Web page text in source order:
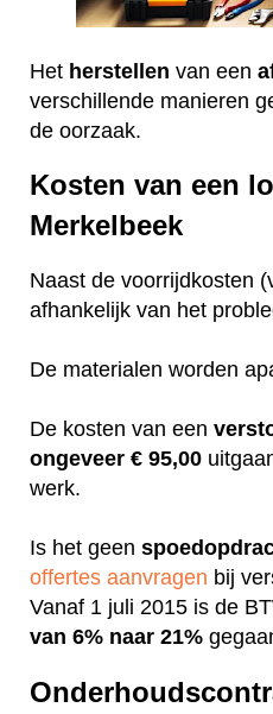
Het herstellen van een
verschillende manieren
de oorzaak.
Kosten van een
Merkelbeek
Naast de voorrijdkosten
afhankelijk van het
De materialen worden
De kosten van een
ongeveer € 95,00
werk.
Is het geen
offertes aanvragen bij
Vanaf 1 juli 2015 is de
van 6% naar 21%